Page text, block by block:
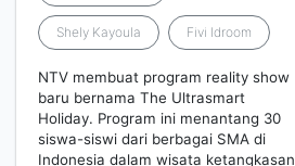
Shely Kayoula Fivi Idroom
NTV membuat program reality show
baru bernama The Ultrasmart
Holiday. Program ini menantang 30
siswa-siswi dari berbagai SMA di
Indonesia dalam wisata ketangkasan